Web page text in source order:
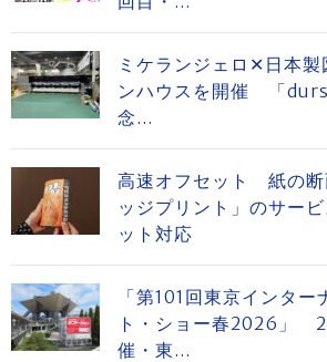
ミケランジェロ✕日本
ンハウスを開催 「
念...
高速オフセット 紙の断
ッジプリント」のサー
ット対応
「第101回東京インター
ト・ショー春2026」
催・東...